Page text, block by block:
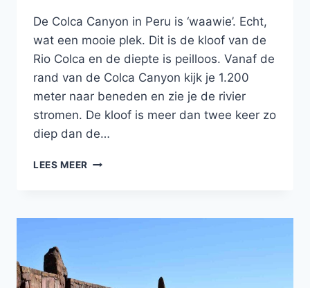
De Colca Canyon in Peru is ‘waawie’. Echt,
wat een mooie plek. Dit is de kloof van de
Rio Colca en de diepte is peilloos. Vanaf de
rand van de Colca Canyon kijk je 1.200
meter naar beneden en zie je de rivier
stromen. De kloof is meer dan twee keer zo
diep dan de…
LEES MEER DE
IN